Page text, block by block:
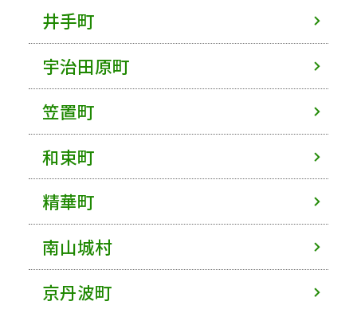
井手町
宇治田原町
笠置町
和束町
精華町
南山城村
京丹波町